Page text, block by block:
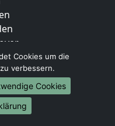
Cookies um die
verbessern.
Cookies